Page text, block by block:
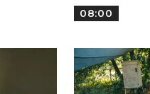
08:00